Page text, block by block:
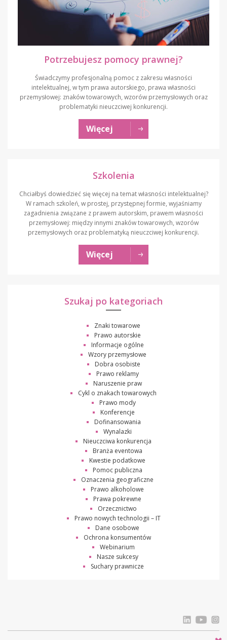
Potrzebujesz pomocy prawnej?
Świadczymy profesjonalną pomoc z zakresu własności
intelektualnej, w tym prawa autorskiego, prawa własności
przemysłowej: znaków towarowych, wzorów przemysłowych oraz
problematyki nieuczciwej konkurencji.
Więcej
Szkolenia
Chciałbyś dowiedzieć się więcej na temat własności intelektualnej?
W ramach szkoleń, w prostej, przystępnej formie, wyjaśniamy
zagadnienia związane z prawem autorskim, prawem własności
przemysłowej: między innymi znaków towarowych, wzorów
przemysłowych oraz problematyką nieuczciwej konkurencji.
Więcej
Szukaj po kategoriach
Znaki towarowe
Prawo autorskie
Informacje ogólne
Wzory przemysłowe
Dobra osobiste
Prawo reklamy
Naruszenie praw
Cykl o znakach towarowych
Prawo mody
Konferencje
Dofinansowania
Wynalazki
Nieuczciwa konkurencja
Branża eventowa
Kwestie podatkowe
Pomoc publiczna
Oznaczenia geograficzne
Prawo alkoholowe
Prawa pokrewne
Orzecznictwo
Prawo nowych technologii – IT
Dane osobowe
Ochrona konsumentów
Webinarium
Nasze sukcesy
Suchary prawnicze